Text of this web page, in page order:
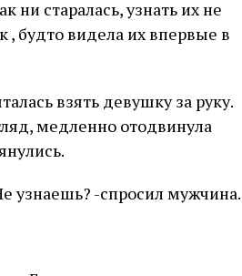
ни старалась, узнать их не
, будто видела их впервые в
взять девушку за руку.
медленно отодвинула
узнаешь? -спросил мужчина.